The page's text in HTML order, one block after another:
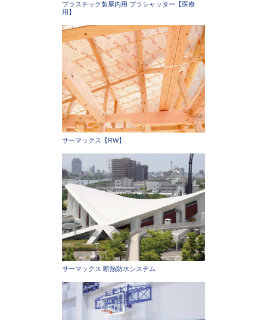
プラスチック製屋内用 プラシャッター【医療
用】
サーマックス【RW】
サーマックス 断熱防水システム